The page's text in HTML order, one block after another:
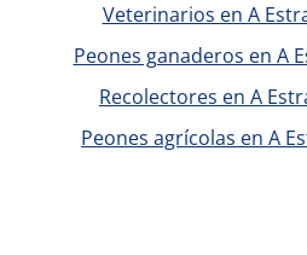
Veterinarios en A
Peones ganaderos en A
Recolectores en A
Peones agrícolas en A